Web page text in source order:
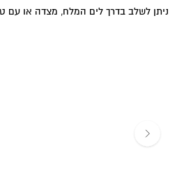
ניתן לשלב בדרך לים המלח, מצדה או עם